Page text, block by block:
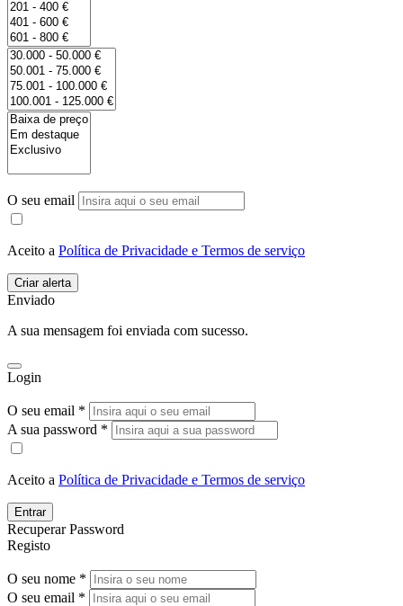
O seu email
Aceito a Política de Privacidade e Termos de serviço
Enviado
A sua mensagem foi enviada com sucesso.
Login
O seu email *
A sua password *
Aceito a Política de Privacidade e Termos de serviço
Entrar
Recuperar Password
Registo
O seu nome *
O seu email *